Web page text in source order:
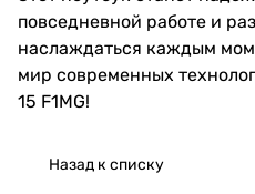
повседневной работе и
наслаждаться каждым
мир современных
15 F1MG!
Назад к списку